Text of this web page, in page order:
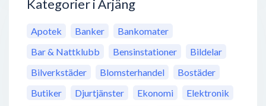
Kategorier i Årjäng
Apotek Banker
Bankomater
Bar & Nattklubb
Bensinstationer
Bildelar
Bilverkstäder
Blomsterhandel
Bostäder
Butiker
Djurtjänster Ekonomi
Elektronik